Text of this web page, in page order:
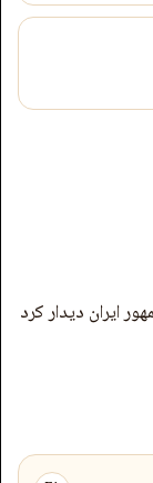
ایران دیدار کرد